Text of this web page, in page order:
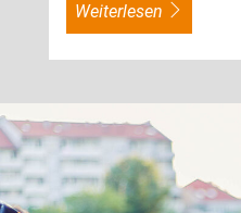
weiterlesen